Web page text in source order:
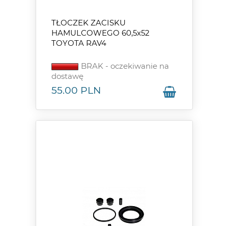
TŁOCZEK ZACISKU
HAMULCOWEGO 60,5x52
TOYOTA RAV4
BRAK - oczekiwanie na
dostawę
55.00 PLN